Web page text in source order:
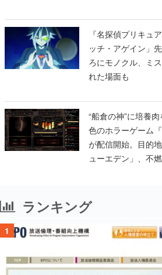
『名探偵プリキュ
ッチ・アゲイン」
ろにモノクル、ミ
れた場面も
“船倉の神”に培養
色のホラーゲーム
が配信開始。目的
ューエデン」、不
人間を増やし、加
ランキング
1